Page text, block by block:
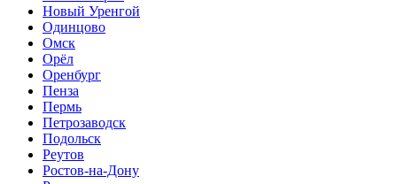
Новый Уренгой
Одинцово
Омск
Орёл
Оренбург
Пенза
Пермь
Петрозаводск
Подольск
Реутов
Ростов-на-Дону